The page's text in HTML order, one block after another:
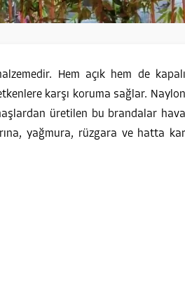
Hem açık hem de kapalı
karşı koruma sağlar. Naylon
üretilen bu brandalar hava
yağmura, rüzgara ve hatta kar